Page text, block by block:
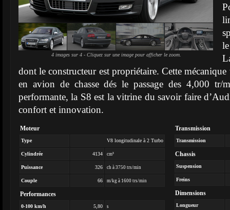
4 images sur 4 - Cliquez sur une image pour afficher le zoom.
dont le constructeur est propriétaire. Cette
en avion de chasse dés le passage des 4,000 tr/
performante, la S8 est la vitrine du savoir faire
confort et innovation.
Moteur
Type V8 longitudinale à 2 Turbo
Cylindrée 4134 cm³
Puissance 326 ch à 3750 trs/min
Couple 66 m/kg à 1600 trs/min
Performances
0-100 km/h 5,80 s
Transmission
Transmission
Chassis
Suspension
Freins
Dimensions
Longueur